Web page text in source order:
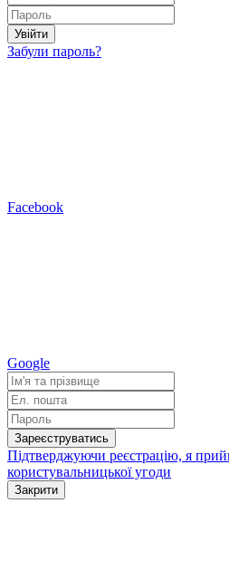
Увійти
Забули пароль?
Facebook
Google
Зареєструватись
Підтверджуючи реєстрацію, я
користувальницької угоди
Закрити